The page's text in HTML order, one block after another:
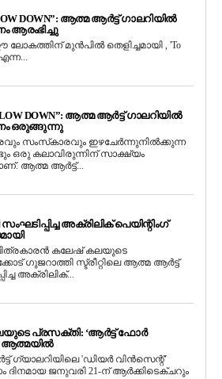
DOWN”: ആത്മ ആർട്ട് ഗാലറിയിൽ
ആരംഭിച്ചു
ലോകത്തിന് മുൻപിൽ തെളിച്ചമായി , 'To
എന്ന...
SLOW DOWN”: ആത്മ ആർട്ട് ഗാലറിയിൽ
ഒരുങ്ങുന്നു
സംസ്‌കാരവും ഇഴചേർന്നുനിൽക്കുന്ന
ഒരു കലാവിരുന്നിന് സാക്ഷ്യം
ആത്മ ആർട്ട്...
അക്രിലിക് പെയിന്റിംഗ്
കലേഷ് കലയുടെ
ഗുജറാത്തി സ്ട്രീറ്റിലെ ആത്മ ആർട്ട്
അക്രിലിക്...
പ്രസക്തി: ‘ആർട്ട് ഫോർ
ആത്മയിൽ
ഗ്യാലറിയിലെ 'ഡിയർ വിൻസെന്റ്'
ദിനമായ ജനുവരി 21-ന് ആർക്കിടെക്ചറും